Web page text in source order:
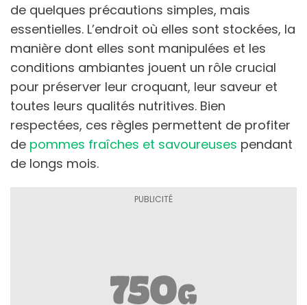
de quelques précautions simples, mais
essentielles. L’endroit où elles sont stockées, la
manière dont elles sont manipulées et les
conditions ambiantes jouent un rôle crucial
pour préserver leur croquant, leur saveur et
toutes leurs qualités nutritives. Bien
respectées, ces règles permettent de profiter
de pommes fraîches et savoureuses pendant
de longs mois.